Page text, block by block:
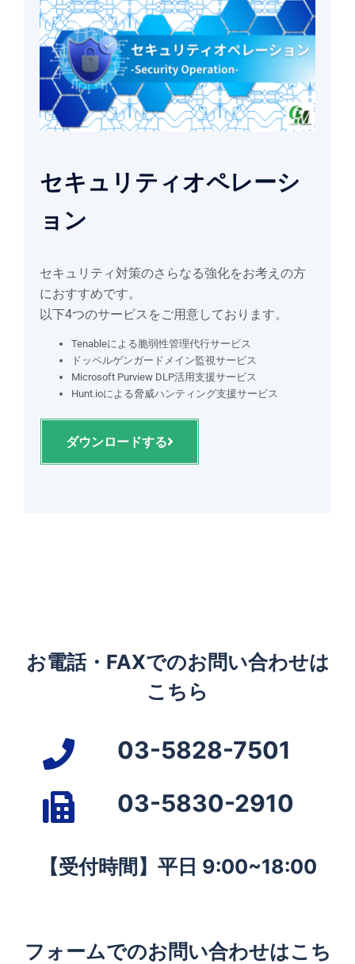
セキュリティオペレーシ
ョン
セキュリティ対策のさらなる強化をお考えの方
におすすめです。
以下4つのサービスをご用意しております。
Tenableによる脆弱性管理代行サービス
ドッペルゲンガードメイン監視サービス
Microsoft Purview DLP活用支援サービス
Hunt.ioによる脅威ハンティング支援サービス
ダウンロードする
お電話・FAXでのお問い合わせは
こちら
03-5828-7501
03-5830-2910
【受付時間】平日 9:00~18:00
フォームでのお問い合わせはこち